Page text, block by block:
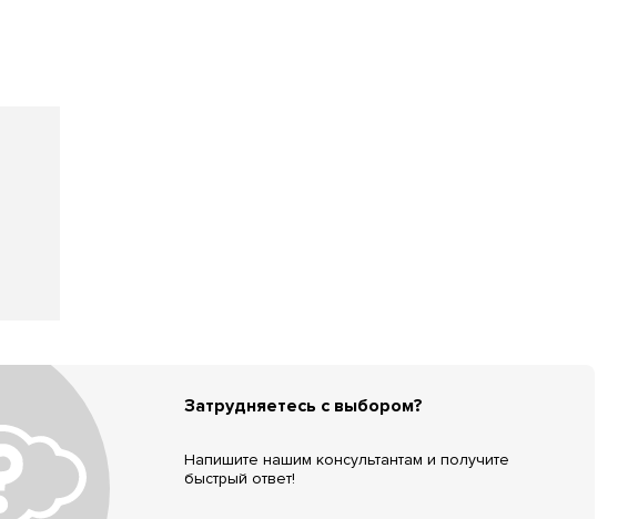
Затрудняетесь с выбором?
Напишите нашим консультантам и получите
быстрый ответ!